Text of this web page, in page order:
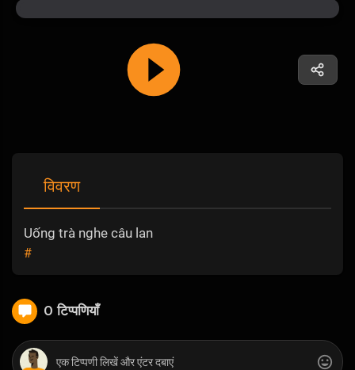
विवरण
Uống trà nghe câu lan
#
0 टिप्पणियाँ